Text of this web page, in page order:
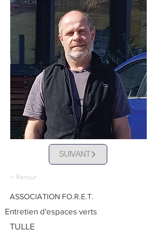
SUIVANT
< Retour
ASSOCIATION FO.R.E.T.
Entretien d'espaces verts
TULLE